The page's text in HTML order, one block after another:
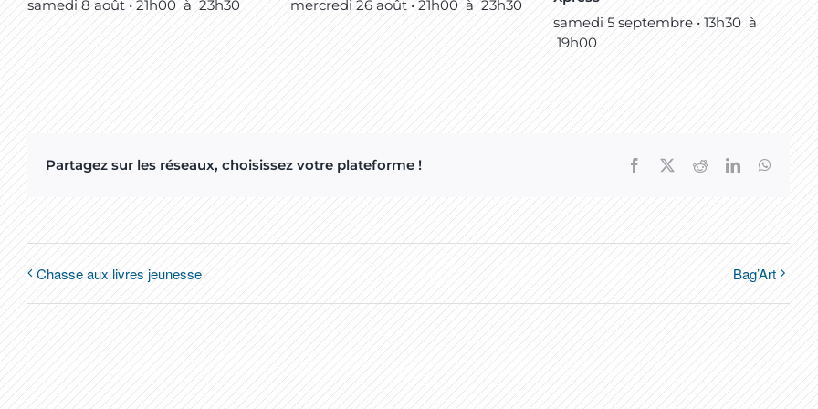
samedi 8 août • 21h00 à 23h30 mercredi 26 août • 21h00 à 23h30
samedi 5 septembre • 13h30 à
19h00
Partagez sur les réseaux, choisissez votre plateforme ! Facebook
X RedditLinkedIn
Chasse aux livres jeunesse Bag’Art